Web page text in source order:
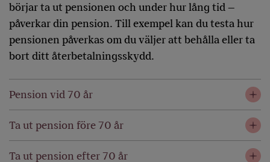
börjar ta ut pensionen och under hur lång tid –
påverkar din pension. Till exempel kan du testa hur
pensionen påverkas om du väljer att behålla eller ta
bort ditt återbetalningsskydd.
Pension vid 70 år
Ta ut pension före 70 år
Ta ut pension efter 70 år